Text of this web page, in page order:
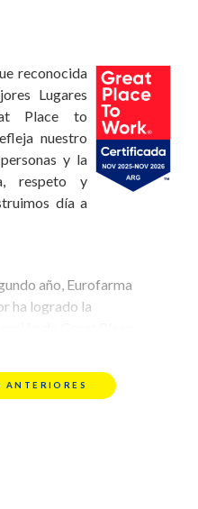
Bolivia obtuvo el
#10 en el ranking de
Lugares para Trabajar.
es el reflejo de una
construida entre todos,
el bienestar, el desarrollo y
hacen la diferencia
el desarrollo y
reconocida
Lugares
Place to
nuestro
y la
respeto y
día a
año, Eurofarma
ha logrado la
refleja
el bienestar, la
ANTERIORES